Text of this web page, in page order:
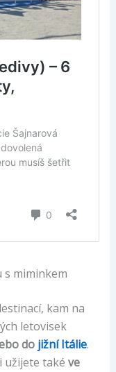
s miminkem
kam na
letovisek
do jižní Itálie.
užijete také ve